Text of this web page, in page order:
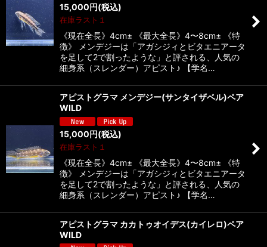
15,000円(税込)
在庫ラスト１
《現在全長》4cm± 《最大全長》4〜8cm± 《特
徴》 メンデジーは「アガシジィとビタエニアータ
を足して2で割ったような」と評される、人気の
細身系（スレンダー）アピスト♪ 【学名…
アピストグラマ メンデジー(サンタイザベル)ペア
WILD
15,000円(税込)
在庫ラスト１
《現在全長》4cm± 《最大全長》4〜8cm± 《特
徴》 メンデジーは「アガシジィとビタエニアータ
を足して2で割ったような」と評される、人気の
細身系（スレンダー）アピスト♪ 【学名…
アピストグラマ カカトゥオイデス(カイレロ)ペア
WILD